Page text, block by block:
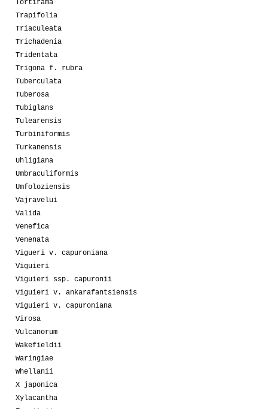
Tortirama
Trapifolia
Triaculeata
Trichadenia
Tridentata
Trigona f. rubra
Tuberculata
Tuberosa
Tubiglans
Tulearensis
Turbiniformis
Turkanensis
Uhligiana
Umbraculiformis
Umfoloziensis
Vajravelui
Valida
Venefica
Venenata
Vigueri v. capuroniana
Viguieri
Viguieri ssp. capuronii
Viguieri v. ankarafantsiensis
Viguieri v. capuroniana
Virosa
Vulcanorum
Wakefieldii
Waringiae
Whellanii
X japonica
Xylacantha